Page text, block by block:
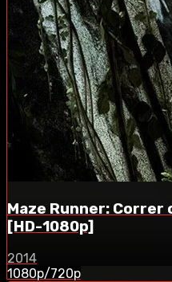
Maze Runner: Correr
[HD-1080p]
2014
1080p/720p